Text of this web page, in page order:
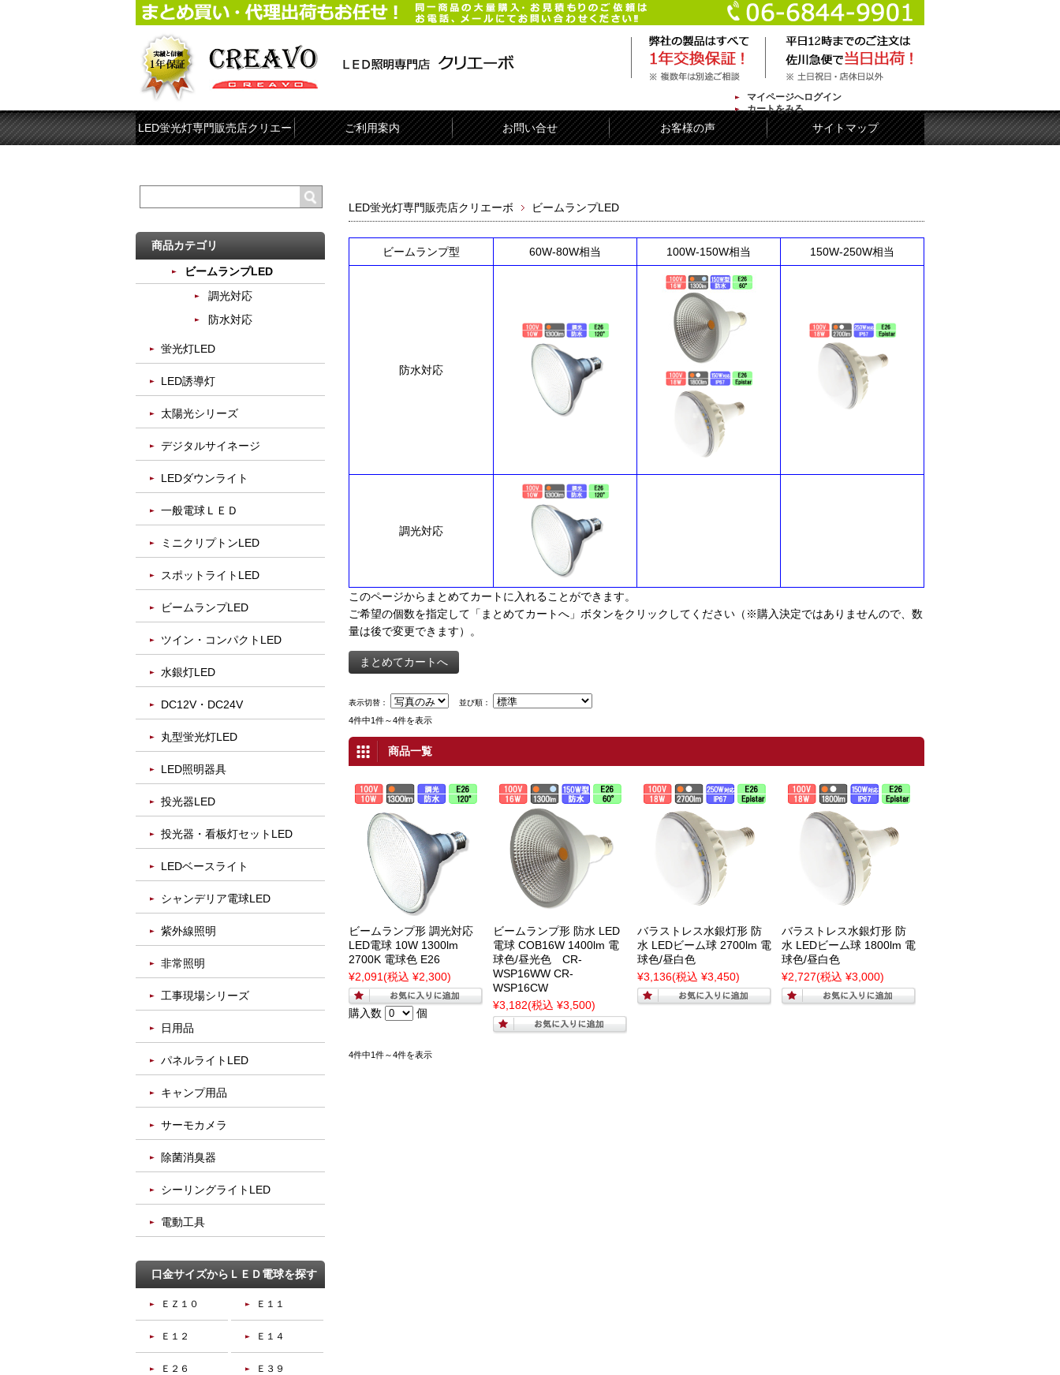
マイページへログイン
カートをみる
LED蛍光灯専門販売店クリエー ご利用案内 お問い合せ お客様の声 サイトマップ
LED蛍光灯専門販売店クリエーボ ビームランプLED
ビームランプ型 60W-80W相当 100W-150W相当 150W-250W相当
防水対応
調光対応
このページからまとめてカートに入れることができます。
ご希望の個数を指定して「まとめてカートへ」ボタンをクリックしてください（※購入決定ではありませんので、数
量は後で変更できます）。
表示切替： 並び順：
4件中1件～4件を表示
商品一覧
ビームランプ形 調光対応
LED電球 10W 1300lm
2700K 電球色 E26
¥2,091(税込 ¥2,300)
購入数 個
ビームランプ形 防水 LED
電球 COB16W 1400lm 電
球色/昼光色 CR-
WSP16WW CR-
WSP16CW
¥3,182(税込 ¥3,500)
バラストレス水銀灯形 防
水 LEDビーム球 2700lm 電
球色/昼白色
¥3,136(税込 ¥3,450)
バラストレス水銀灯形 防
水 LEDビーム球 1800lm 電
球色/昼白色
¥2,727(税込 ¥3,000)
4件中1件～4件を表示
商品カテゴリ
ビームランプLED
調光対応
防水対応
蛍光灯LED
LED誘導灯
太陽光シリーズ
デジタルサイネージ
LEDダウンライト
一般電球ＬＥＤ
ミニクリプトンLED
スポットライトLED
ビームランプLED
ツイン・コンパクトLED
水銀灯LED
DC12V・DC24V
丸型蛍光灯LED
LED照明器具
投光器LED
投光器・看板灯セットLED
LEDベースライト
シャンデリア電球LED
紫外線照明
非常照明
工事現場シリーズ
日用品
パネルライトLED
キャンプ用品
サーモカメラ
除菌消臭器
シーリングライトLED
電動工具
口金サイズからＬＥＤ電球を探す
ＥＺ１０ Ｅ１１
Ｅ１２ Ｅ１４
Ｅ２６ Ｅ３９